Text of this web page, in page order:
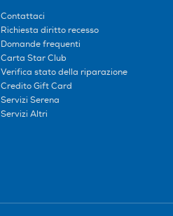
Contattaci
Richiesta diritto recesso
Domande frequenti
Carta Star Club
Verifica stato della riparazione
Credito Gift Card
Servizi Serena
Servizi Altri